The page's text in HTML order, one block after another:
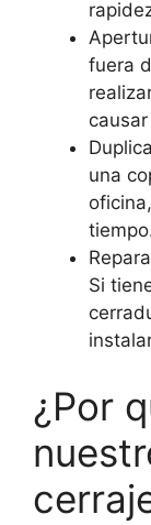
fuera
una
Si
¿Por